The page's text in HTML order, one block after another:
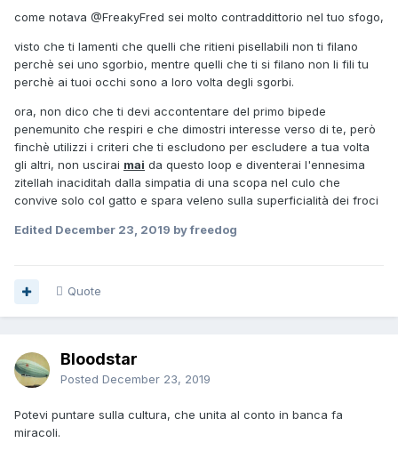
come notava @FreakyFred sei molto contraddittorio nel tuo sfogo,
visto che ti lamenti che quelli che ritieni pisellabili non ti filano
perchè sei uno sgorbio, mentre quelli che ti si filano non li fili tu
perchè ai tuoi occhi sono a loro volta degli sgorbi.
ora, non dico che ti devi accontentare del primo bipede
penemunito che respiri e che dimostri interesse verso di te, però
finchè utilizzi i criteri che ti escludono per escludere a tua volta
gli altri, non uscirai mai da questo loop e diventerai l'ennesima
zitellah inaciditah dalla simpatia di una scopa nel culo che
convive solo col gatto e spara veleno sulla superficialità dei froci
Edited December 23, 2019 by freedog
Quote
Bloodstar
Posted December 23, 2019
Potevi puntare sulla cultura, che unita al conto in banca fa
miracoli.